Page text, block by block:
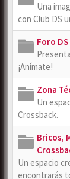
Una
con Club DS
Foro
¡Anímate!
Zona
Un
Crossback.
Bricos,
Un espacio
encontrarás